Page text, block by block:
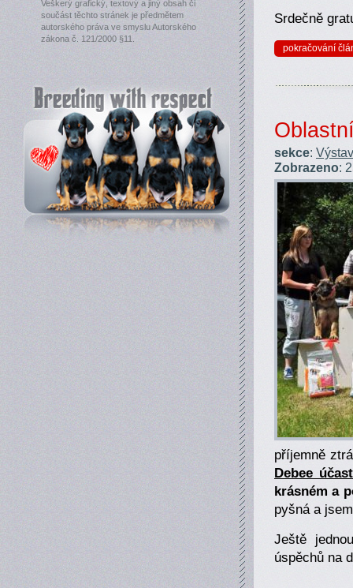
Veškerý grafický, textový a jiný obsah či
součást těchto stránek je předmětem
autorského práva ve smyslu Autorského
zákona č. 121/2000 §11.
Srdečně
pokračování
sekce:
Zobrazeno:
příjemně
Debee
krásném a
pyšná a
Ještě
úspěchů na